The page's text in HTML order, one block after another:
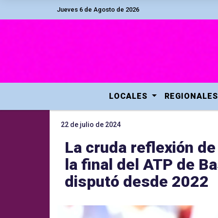
Jueves 6 de Agosto de 2026
LOCALES REGIONALES
22 de julio de 2024
La cruda reflexión
la final del ATP de
disputó desde 2022